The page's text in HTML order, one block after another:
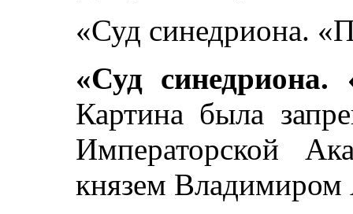
«Суд синедриона.
«Суд синедриона.
Картина была
Императорской
князем Владимиром